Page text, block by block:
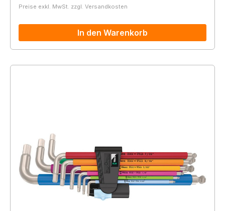
Preise exkl. MwSt. zzgl. Versandkosten
In den Warenkorb